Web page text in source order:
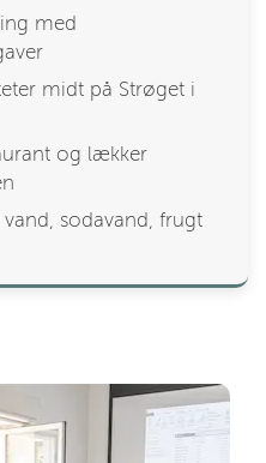
med
midt på Strøget i
og lækker
vand, sodavand, frugt